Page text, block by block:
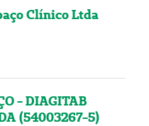
Clínico Ltda
- DIAGITAB
(54003267-5)